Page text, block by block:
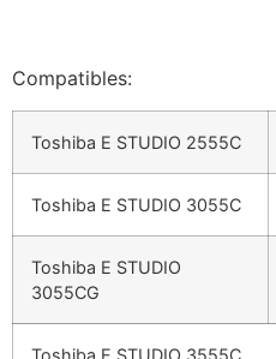
Compatibles:
Toshiba E STUDIO 2555C
Toshiba E STUDIO 3055C
Toshiba E STUDIO
3055CG
Toshiba E STUDIO 3555C